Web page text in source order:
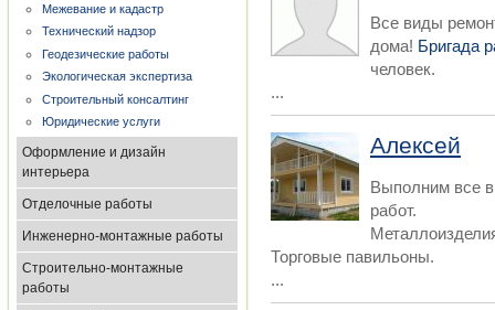
Межевание и кадастр
Технический надзор
Геодезические работы
Экологическая экспертиза
Строительный консалтинг
Юридические услуги
Оформление и дизайн
интерьера
Отделочные работы
Инженерно-монтажные работы
Строительно-монтажные
работы
Все виды
дома! Бригада
человек.
...
Алексей
Выполним все
работ.
Торговые павильоны.
...